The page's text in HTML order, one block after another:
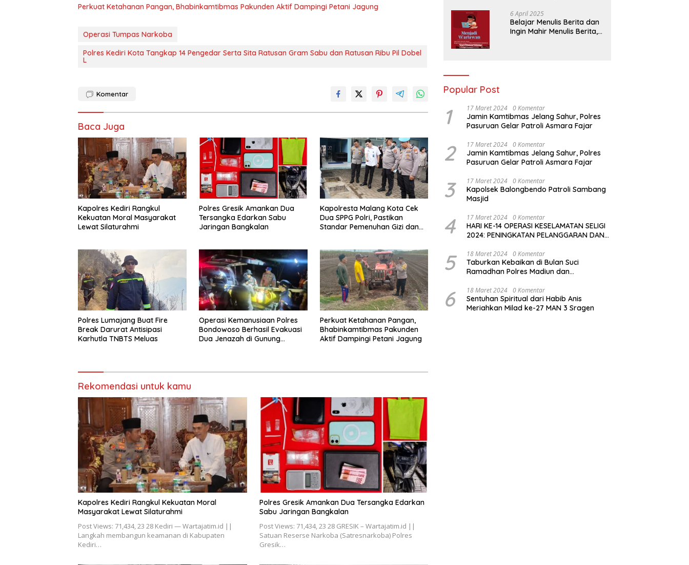
Perkuat Ketahanan Pangan, Bhabinkamtibmas Pakunden Aktif Dampingi Petani Jagung
Operasi Tumpas Narkoba
Polres Kediri Kota Tangkap 14 Pengedar Serta Sita Ratusan Gram Sabu dan Ratusan Ribu Pil Dobel
L
Komentar
Baca Juga
Kapolres Kediri Rangkul
Kekuatan Moral Masyarakat
Lewat Silaturahmi
Polres Gresik Amankan Dua
Tersangka Edarkan Sabu
Jaringan Bangkalan
Kapolresta Malang Kota Cek
Dua SPPG Polri, Pastikan
Standar Pemenuhan Gizi dan
Polres Lumajang Buat Fire
Break Darurat Antisipasi
Karhutla TNBTS Meluas
Operasi Kemanusiaan Polres
Bondowoso Berhasil Evakuasi
Dua Jenazah di Gunung
Perkuat Ketahanan Pangan,
Bhabinkamtibmas Pakunden
Aktif Dampingi Petani Jagung
Rekomendasi untuk kamu
Kapolres Kediri Rangkul Kekuatan Moral
Masyarakat Lewat Silaturahmi
Post Views: 71,434, 23 28 Kediri — Wartajatim.id ||
Langkah membangun keamanan di Kabupaten
Kediri…
Polres Gresik Amankan Dua Tersangka Edarkan
Sabu Jaringan Bangkalan
Post Views: 71,434, 23 28 GRESIK – Wartajatim.id ||
Satuan Reserse Narkoba (Satresnarkoba) Polres
Gresik…
Belakang Perumahan GKR
Cluster Lotus
6 April 2025
Belajar Menulis Berita dan
Ingin Mahir Menulis Berita,
Popular Post
1 17 Maret 2024 0 Komentar
Jamin Kamtibmas Jelang Sahur, Polres
Pasuruan Gelar Patroli Asmara Fajar
2 17 Maret 2024 0 Komentar
Jamin Kamtibmas Jelang Sahur, Polres
Pasuruan Gelar Patroli Asmara Fajar
3 17 Maret 2024 0 Komentar
Kapolsek Balongbendo Patroli Sambang
Masjid
4 17 Maret 2024 0 Komentar
HARI KE-14 OPERASI KESELAMATAN SELIGI
2024: PENINGKATAN PELANGGARAN DAN
5 18 Maret 2024 0 Komentar
Taburkan Kebaikan di Bulan Suci
Ramadhan Polres Madiun dan
6 18 Maret 2024 0 Komentar
Sentuhan Spiritual dari Habib Anis
Meriahkan Milad ke-27 MAN 3 Sragen